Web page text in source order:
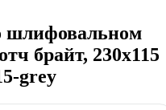
шлифовальном
брайт, 230х115
grey